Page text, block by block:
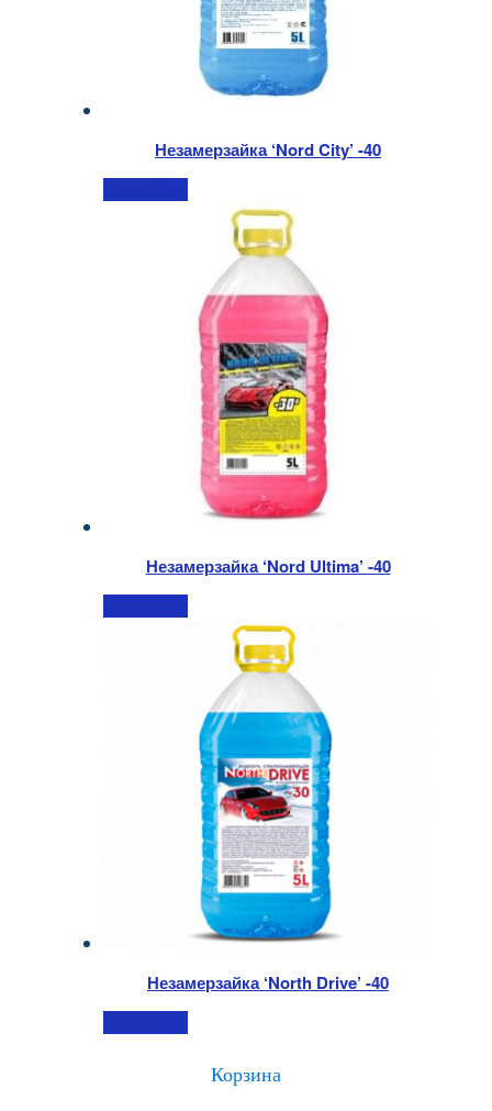
Незамерзайка ‘Nord City’ -40
Незамерзайка ‘Nord Ultima’ -40
Незамерзайка ‘North Drive’ -40
Корзина